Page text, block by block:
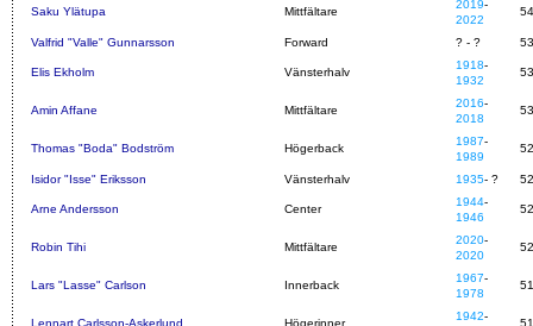
Saku Ylätupa Mittfältare
2019-
2022
54
Valfrid "Valle" Gunnarsson Forward ? - ? 53
Elis Ekholm Vänsterhalv
1918-
1932
53
Amin Affane Mittfältare
2016-
2018
53
Thomas "Boda" Bodström Högerback
1987-
1989
52
Isidor "Isse" Eriksson Vänsterhalv 1935- ? 52
Arne Andersson Center
1944-
1946
52
Robin Tihi Mittfältare
2020-
2020
52
Lars "Lasse" Carlson Innerback
1967-
1978
51
Lennart Carlsson-Askerlund Högerinner
1942-
51